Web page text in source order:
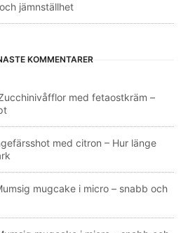
jämnställhet
KOMMENTARER
med fetaostkräm –
med citron – Hur länge
mugcake i micro – snabb och